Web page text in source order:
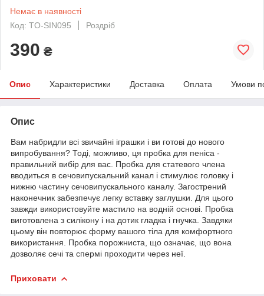
Немає в наявності
Код: TO-SIN095
Роздріб
390 ₴
Опис Характеристики Доставка Оплата Умови
Опис
Вам набридли всі звичайні іграшки і ви готові до нового
випробування? Тоді, можливо, ця пробка для пеніса -
правильний вибір для вас. Пробка для статевого члена
вводиться в сечовипускальний канал і стимулює головку і
нижню частину сечовипускального каналу. Загострений
наконечник забезпечує легку вставку заглушки. Для цього
завжди використовуйте мастило на водній основі. Пробка
виготовлена з силікону і на дотик гладка і гнучка. Завдяки
цьому він повторює форму вашого тіла для комфортного
використання. Пробка порожниста, що означає, що вона
дозволяє сечі та спермі проходити через неї.
Приховати